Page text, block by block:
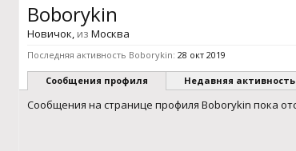
Boborykin
Новичок, из Москва
Последняя активность Boborykin: 28 окт 2019
Сообщения профиля Недавняя активность
Сообщения на странице профиля Boborykin пока